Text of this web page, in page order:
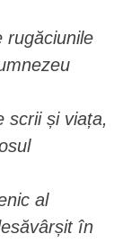
rugăciunile
scrii și viața,
al
în